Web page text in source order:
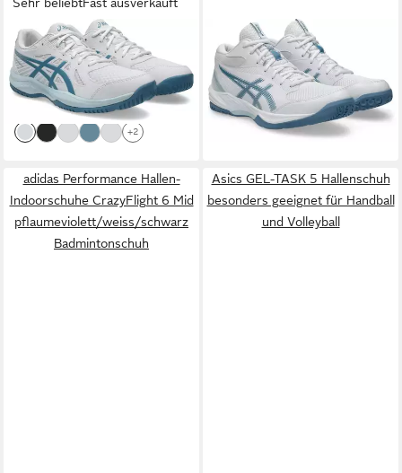
ASICSUPCOURT 6
Hallenschuh besonders
geeignet für Handball und
Volleyball
ab 55,99 € UVP65,00 €
+2
ASICSGEL-TASK MT 4
Hallenschuh für Hallensport
ab 80,99 €
UVP100,00 €
-19%
adidas Performance Hallen-
Indoorschuhe CrazyFlight 6 Mid
pflaumeviolett/weiss/schwarz
Badmintonschuh
Asics GEL-TASK 5 Hallenschuh
besonders geeignet für Handball
und Volleyball